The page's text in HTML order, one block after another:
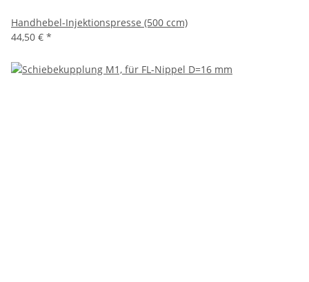
Handhebel-Injektionspresse (500 ccm)
44,50 € *